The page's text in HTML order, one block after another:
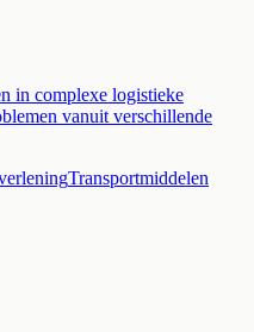
in complexe logistieke
vanuit verschillende
Transportmiddelen